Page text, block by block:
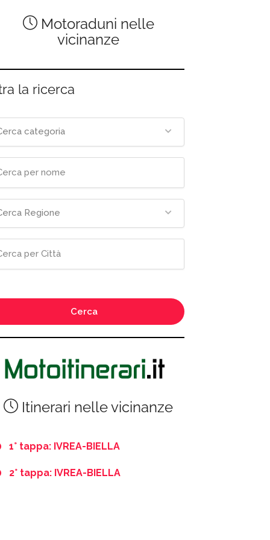
Motoraduni nelle
vicinanze
la ricerca
categoria
Regione
Cerca
Itinerari nelle vicinanze
1° tappa: IVREA-BIELLA
2° tappa: IVREA-BIELLA